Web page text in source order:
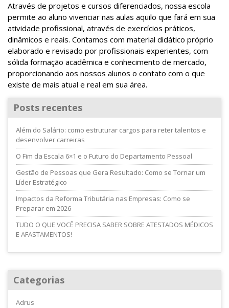
Através de projetos e cursos diferenciados, nossa escola
permite ao aluno vivenciar nas aulas aquilo que fará em sua
atividade profissional, através de exercícios práticos,
dinâmicos e reais. Contamos com material didático próprio
elaborado e revisado por profissionais experientes, com
sólida formação acadêmica e conhecimento de mercado,
proporcionando aos nossos alunos o contato com o que
existe de mais atual e real em sua área.
Posts recentes
Além do Salário: como estruturar cargos para reter talentos e
desenvolver carreiras
O Fim da Escala 6×1 e o Futuro do Departamento Pessoal
Gestão de Pessoas que Gera Resultado: Como se Tornar um
Líder Estratégico
Impactos da Reforma Tributária nas Empresas: Como se
Preparar em 2026
TUDO O QUE VOCÊ PRECISA SABER SOBRE ATESTADOS MÉDICOS
E AFASTAMENTOS!
Categorias
Adrus